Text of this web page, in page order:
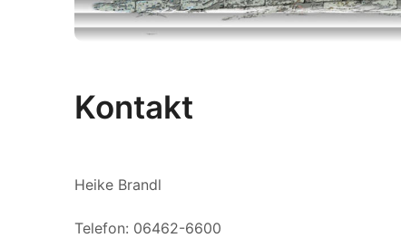
Kontakt
Heike Brandl
Telefon: 06462-6600